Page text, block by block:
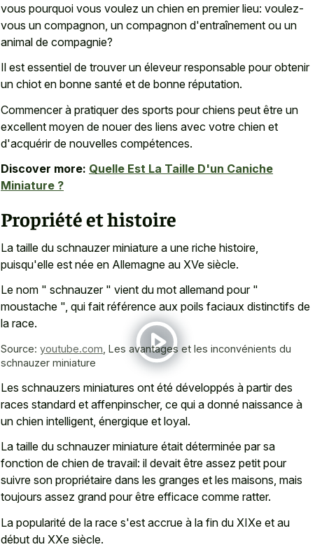
vous pourquoi vous voulez un chien en premier lieu: voulez-
vous un compagnon, un compagnon d'entraînement ou un
animal de compagnie?
Il est essentiel de trouver un éleveur responsable pour obtenir
un chiot en bonne santé et de bonne réputation.
Commencer à pratiquer des sports pour chiens peut être un
excellent moyen de nouer des liens avec votre chien et
d'acquérir de nouvelles compétences.
Discover more: Quelle Est La Taille D'un Caniche
Miniature ?
Propriété et histoire
La taille du schnauzer miniature a une riche histoire,
puisqu'elle est née en Allemagne au XVe siècle.
Le nom " schnauzer " vient du mot allemand pour "
moustache ", qui fait référence aux poils faciaux distinctifs de
la race.
Source: youtube.com Les avantages et les inconvénients du
schnauzer miniature
Les schnauzers miniatures ont été développés à partir des
races standard et affenpinscher, ce qui a donné naissance à
un chien intelligent, énergique et loyal.
La taille du schnauzer miniature était déterminée par sa
fonction de chien de travail: il devait être assez petit pour
suivre son propriétaire dans les granges et les maisons, mais
toujours assez grand pour être efficace comme ratter.
La popularité de la race s'est accrue à la fin du XIXe et au
début du XXe siècle.